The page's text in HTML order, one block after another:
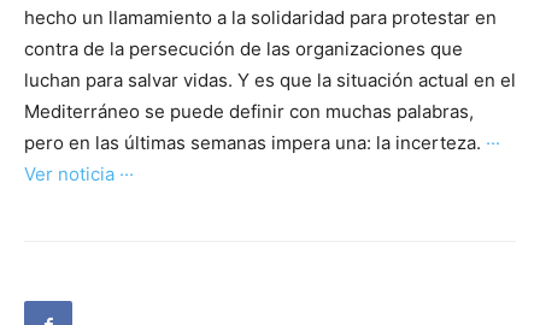
hecho un llamamiento a la solidaridad para protestar en
contra de la persecución de las organizaciones que
luchan para salvar vidas. Y es que la situación actual en el
Mediterráneo se puede definir con muchas palabras,
pero en las últimas semanas impera una: la incerteza. ···
Ver noticia ···